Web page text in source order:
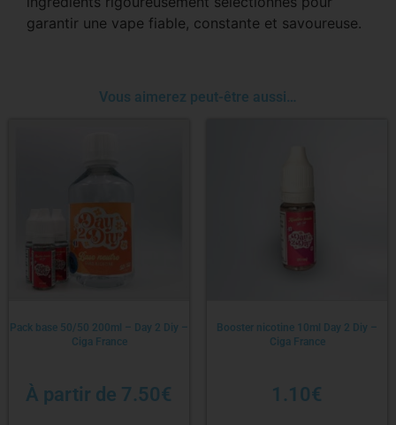
garantir une vape fiable, constante et savoureuse.
Vous aimerez peut-être aussi…
Pack base 50/50 200ml – Day 2 Diy –
Ciga France
À partir de 7.50€
Booster nicotine 10ml Day 2 Diy –
Ciga France
1.10€